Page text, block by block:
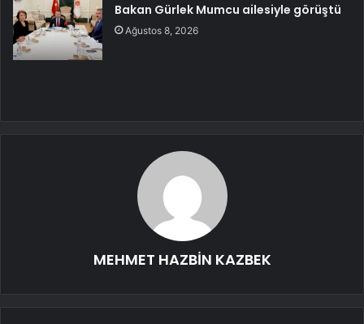
Bakan Gürlek Mumcu ailesiyle görüştü
Ağustos 8, 2026
MEHMET HAZBİN KAZBEK